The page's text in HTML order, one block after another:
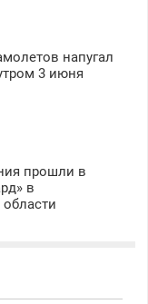
напугал
3 июня
прошли в
в